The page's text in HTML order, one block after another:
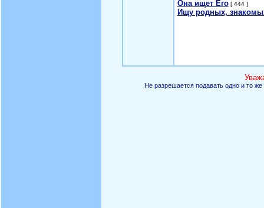
Она ищет Его[ 444 ]
Ищу родных,
Не разрешается подавать одно и то